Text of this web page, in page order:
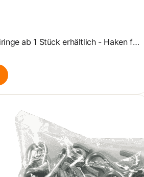
S-Haken für Gummiringe ab 1 Stück erhältlich - Haken für Gummiring